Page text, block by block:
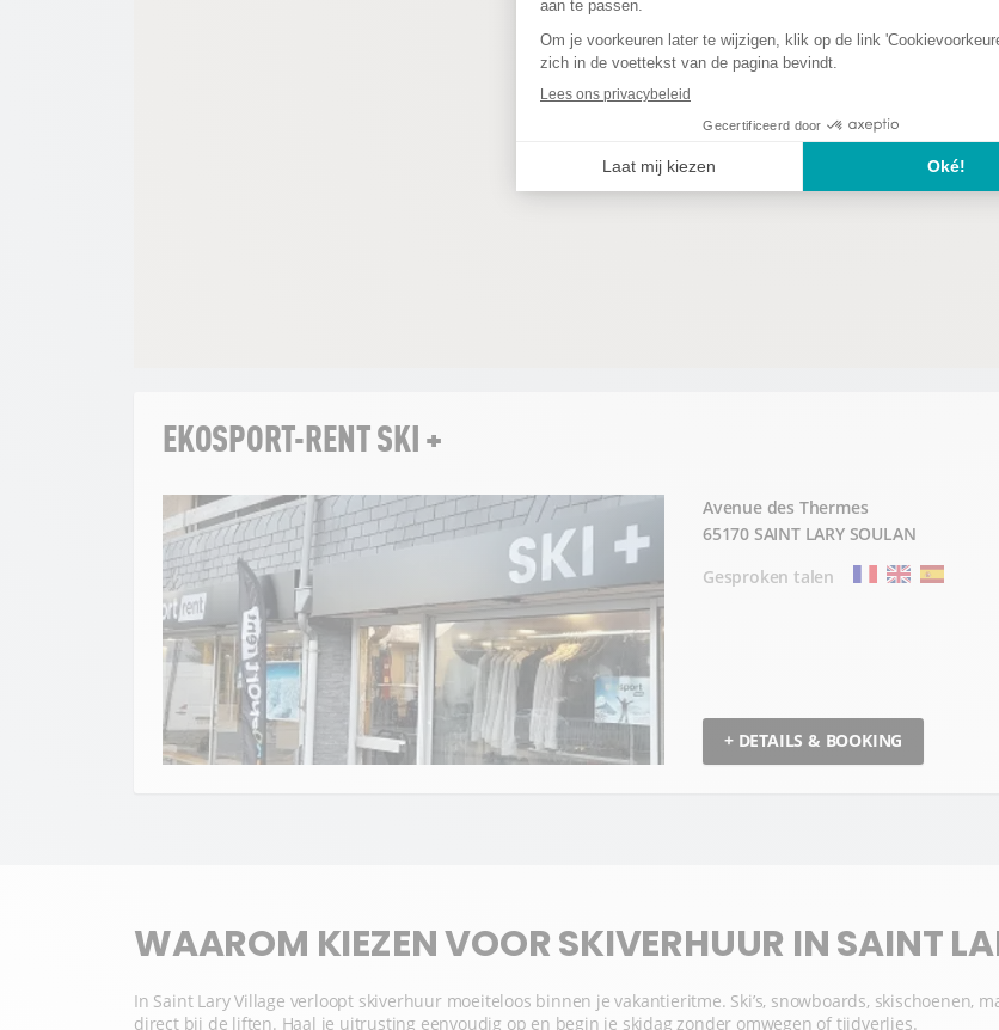
EKOSPORT-RENT SKI +
Avenue des Thermes
65170 SAINT LARY SOULAN
Gesproken talen
+ DETAILS & BOOKING
WAAROM KIEZEN VOOR SKIVERHUUR IN SAINT
In Saint Lary Village verloopt skiverhuur moeiteloos binnen je vakantieritme. Ski’s, snowboards, skischoenen,
direct bij de liften. Haal je uitrusting eenvoudig op en begin je skidag zonder omwegen of tijdverlies.